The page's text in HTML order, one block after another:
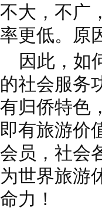
不大，不广
率更低。原
因此，如
的社会服务
有归侨特色
即有旅游价
会员，社会
为世界旅游
命力！